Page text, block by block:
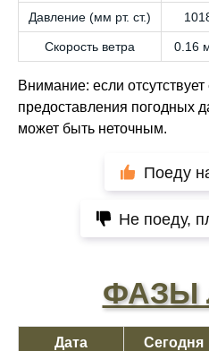
Давление (мм рт. ст.)
Скорость ветра 0.16
Внимание: если
предоставления погодных
может быть неточным.
Поеду
Не поеду,
ФАЗЫ
Дата Сегодня